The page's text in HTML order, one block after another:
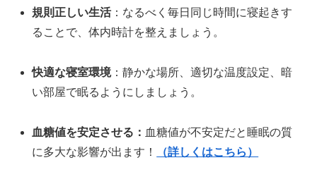
規則正しい生活：なるべく毎日同じ時間に寝起きす
ることで、体内時計を整えましょう。
快適な寝室環境：静かな場所、適切な温度設定、暗
い部屋で眠るようにしましょう。
血糖値を安定させる： 血糖値が不安定だと睡眠の質
に多大な影響が出ます！
（詳しくはこちら）